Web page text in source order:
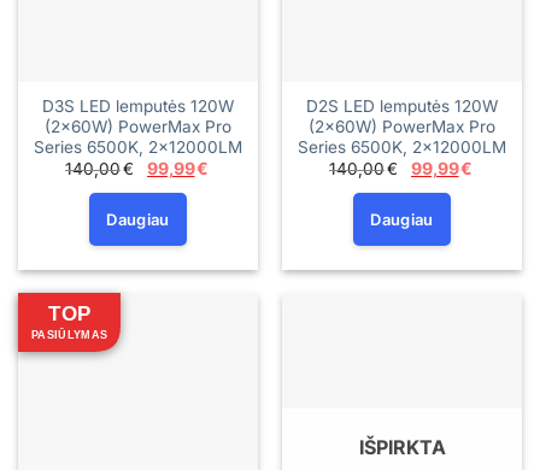
D3S LED lemputės 120W
(2×60W) PowerMax Pro
Series 6500K, 2×12000LM
140,00€
Original
price
was:
140,00€.
99,99€
Daugiau
D2S LED lemputės 120W
(2×60W) PowerMax Pro
Series 6500K, 2×12000LM
140,00€
Original
price
was:
140,00€.
99,99€
Daugiau
TOP
PASIŪLYMAS
IŠPIRKTA